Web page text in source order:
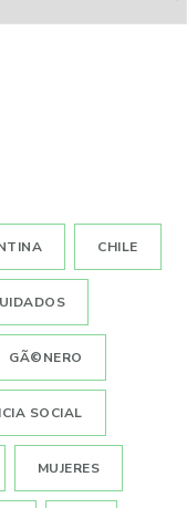
CHILE
GÃ©NERO
SOCIAL
MUJERES